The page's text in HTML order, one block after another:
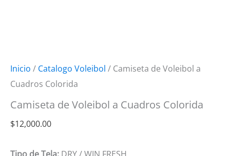
Inicio / Catalogo Voleibol / Camiseta de Voleibol a
Cuadros Colorida
Camiseta de Voleibol a Cuadros Colorida
$12,000.00
Tipo de Tela: DRY / WIN FRESH